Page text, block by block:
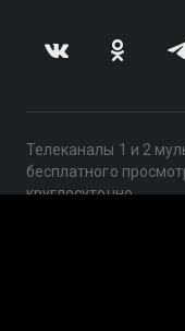
Телеканалы 1 и 2
бесплатного
круглосуточно.